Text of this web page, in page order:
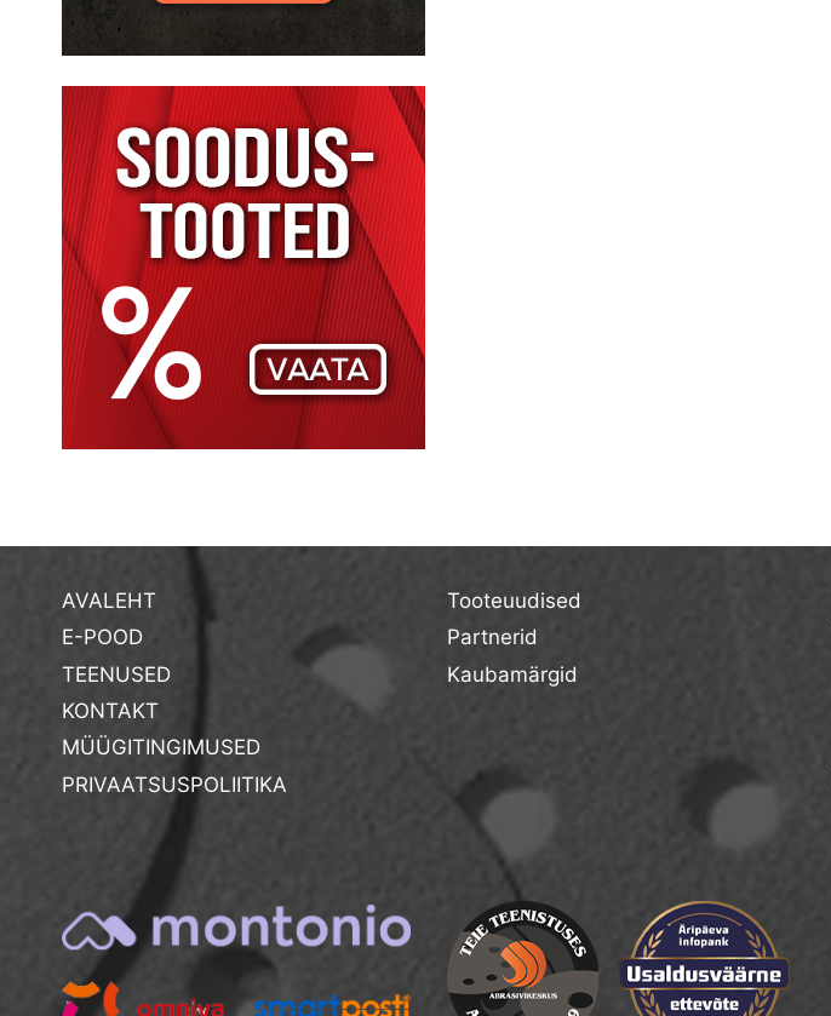
AVALEHT
E-POOD
TEENUSED
KONTAKT
MÜÜGITINGIMUSED
PRIVAATSUSPOLIITIKA
Tooteuudised
Partnerid
Kaubamärgid